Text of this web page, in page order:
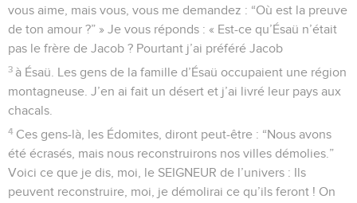
vous aime, mais vous, vous me demandez : “Où est la preuve
de ton amour ?” » Je vous réponds : « Est-ce qu’Ésaü n’était
pas le frère de Jacob ? Pourtant j’ai préféré Jacob
3 à Ésaü. Les gens de la famille d’Ésaü occupaient une région
montagneuse. J’en ai fait un désert et j’ai livré leur pays aux
chacals.
4 Ces gens-là, les Édomites, diront peut-être : “Nous avons
été écrasés, mais nous reconstruirons nos villes démolies.”
Voici ce que je dis, moi, le SEIGNEUR de l’univers : Ils
peuvent reconstruire, moi, je démolirai ce qu’ils feront ! On